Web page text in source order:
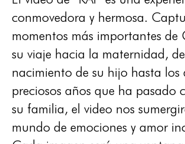
conmovedora y hermosa.
momentos más importantes de
su viaje hacia la maternidad,
nacimiento de su hijo hasta los
preciosos años que ha pasado
su familia, el video nos
mundo de emociones y amor